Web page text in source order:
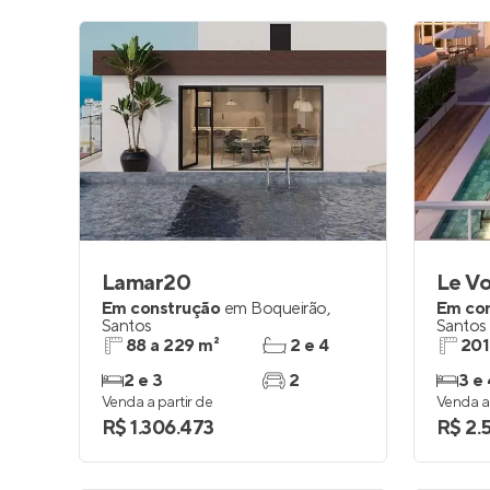
Lamar20
Em construção em Boqueirão,
Santos
88 a 229 m²
2 e 3
2 e 4
2
Venda a partir de
R$ 1.306.473
Le
Em
Santos
3 e
Venda
R$